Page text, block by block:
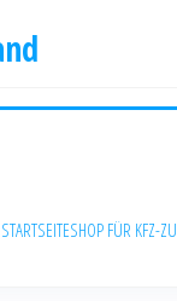
STARTSEITESHOP FÜR KFZ-